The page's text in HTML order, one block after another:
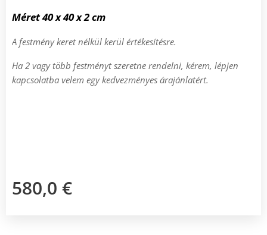
Méret40 x 40 x 2 cm
A festmény keret nélkül kerül értékesítésre.
Ha 2 vagy több festményt szeretne rendelni, kérem, lépjen
kapcsolatba velem egy kedvezményes árajánlatért.
580,0 €